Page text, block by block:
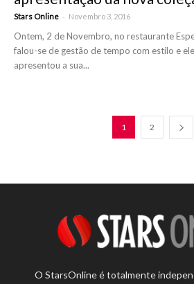
Stars Online - Novembro 3, 2016
Ontem, 2 de Novembro, no restaurante
falou-se de gestão de tempo com estilo e
apresentou a sua...
1 2
O StarsOnline é totalmente